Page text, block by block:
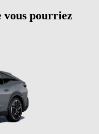
vous pourriez